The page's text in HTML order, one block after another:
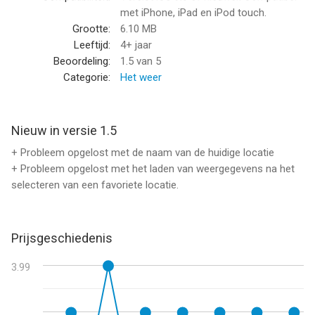
• De beste algoritme speciaal gemaakt voor de index THI
• Weersomstandigheden
• Buitentemperatuuraanduiding
• Externe vocht indicator
• Indicator laatste data update
• Intuïtieve Graphics
• Gemakkelijk te gebruiken
[ Compatibility ]
alle iPhone, iPad en iPod.
• iOS:
met iPhone, iPad en iPod touch.
Grootte:
6.10 MB
Leeftijd:
4+ jaar
Beoordeling:
1.5 van 5
Categorie:
Het weer
Nieuw in versie 1.5
+ Probleem opgelost met de naam van de huidige locatie
+ Probleem opgelost met het laden van weergegevens na het
selecteren van een favoriete locatie.
Prijsgeschiedenis
3.99